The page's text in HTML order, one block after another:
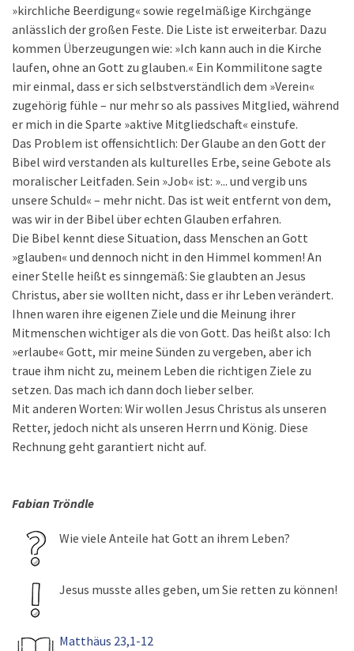
»kirchliche Beerdigung« sowie regelmäßige Kirchgänge
anlässlich der großen Feste. Die Liste ist erweiterbar. Dazu
kommen Überzeugungen wie: »Ich kann auch in die Kirche
laufen, ohne an Gott zu glauben.« Ein Kommilitone sagte
mir einmal, dass er sich selbstverständlich dem »Verein«
zugehörig fühle – nur mehr so als passives Mitglied, während
er mich in die Sparte »aktive Mitgliedschaft« einstufe.
Das Problem ist offensichtlich: Der Glaube an den Gott der
Bibel wird verstanden als kulturelles Erbe, seine Gebote als
moralischer Leitfaden. Sein »Job« ist: »... und vergib uns
unsere Schuld« – mehr nicht. Das ist weit entfernt von dem,
was wir in der Bibel über echten Glauben erfahren.
Die Bibel kennt diese Situation, dass Menschen an Gott
»glauben« und dennoch nicht in den Himmel kommen! An
einer Stelle heißt es sinngemäß: Sie glaubten an Jesus
Christus, aber sie wollten nicht, dass er ihr Leben verändert.
Ihnen waren ihre eigenen Ziele und die Meinung ihrer
Mitmenschen wichtiger als die von Gott. Das heißt also: Ich
»erlaube« Gott, mir meine Sünden zu vergeben, aber ich
traue ihm nicht zu, meinem Leben die richtigen Ziele zu
setzen. Das mach ich dann doch lieber selber.
Mit anderen Worten: Wir wollen Jesus Christus als unseren
Retter, jedoch nicht als unseren Herrn und König. Diese
Rechnung geht garantiert nicht auf.
Fabian Tröndle
Wie viele Anteile hat Gott an ihrem Leben?
Jesus musste alles geben, um Sie retten zu können!
Matthäus 23,1-12